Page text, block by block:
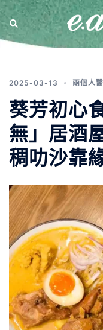
2025-03-13 兩個人
葵芳初心
無」居酒
稠叻沙靠